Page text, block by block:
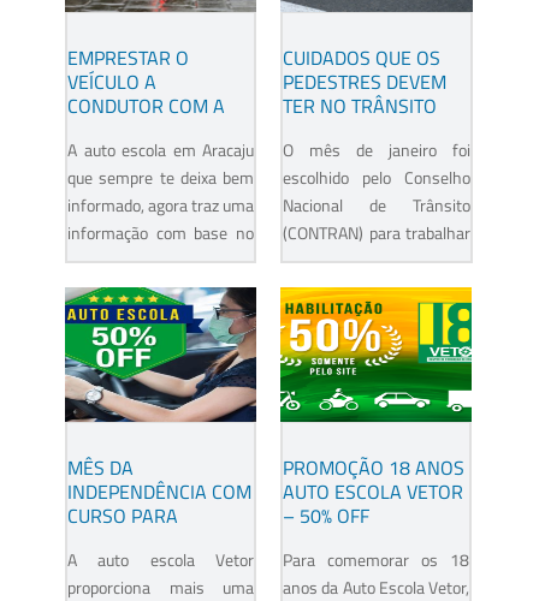
EMPRESTAR O
VEÍCULO A
CONDUTOR COM A
PODE ACONTECER?
A auto escola em Aracaju
que sempre te deixa bem
informado, agora traz uma
informação com base no
Código de Trânsito
Brasileiro (CTB), o mesmo
diz que dirigir...
CUIDADOS QUE OS
PEDESTRES DEVEM
TER NO TRÂNSITO
O mês de janeiro foi
escolhido pelo Conselho
Nacional de Trânsito
(CONTRAN) para trabalhar
uma campanha educativa
com foco na proteção do
pedestre. Até outubro de...
MÊS DA
INDEPENDÊNCIA COM
CURSO PARA
OFF!
A auto escola Vetor
proporciona mais uma
PROMOÇÃO 18 ANOS
AUTO ESCOLA VETOR
– 50% OFF
Para comemorar os 18
anos da Auto Escola Vetor,